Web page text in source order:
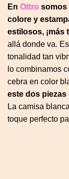
En Ottro somos
colore y
estilosos, ¡más
allá donde va.
tonalidad tan
lo combinamos
cebra en color
este dos
La camisa
toque perfecto